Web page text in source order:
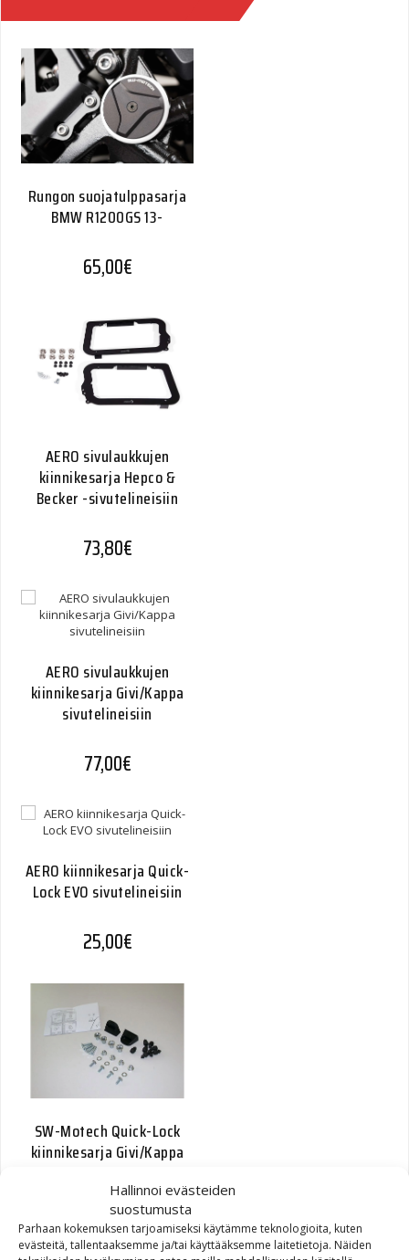
Hallinnoi evästeiden
suostumusta
Parhaan kokemuksen tarjoamiseksi käytämme teknologioita, kuten
evästeitä, tallentaaksemme ja/tai käyttääksemme laitetietoja. Näiden
Rungon suojatulppasarja
BMW R1200GS 13-
65,00€
AERO sivulaukkujen
kiinnikesarja Hepco &
Becker -sivutelineisiin
73,80€
AERO sivulaukkujen
kiinnikesarja Givi/Kappa
sivutelineisiin
77,00€
AERO kiinnikesarja Quick-
Lock EVO sivutelineisiin
25,00€
SW-Motech Quick-Lock
kiinnikesarja Givi/Kappa
25,30€